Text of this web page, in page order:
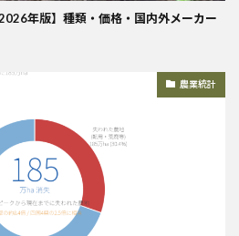
年版】種類・価格・国内外メーカー
農業統計